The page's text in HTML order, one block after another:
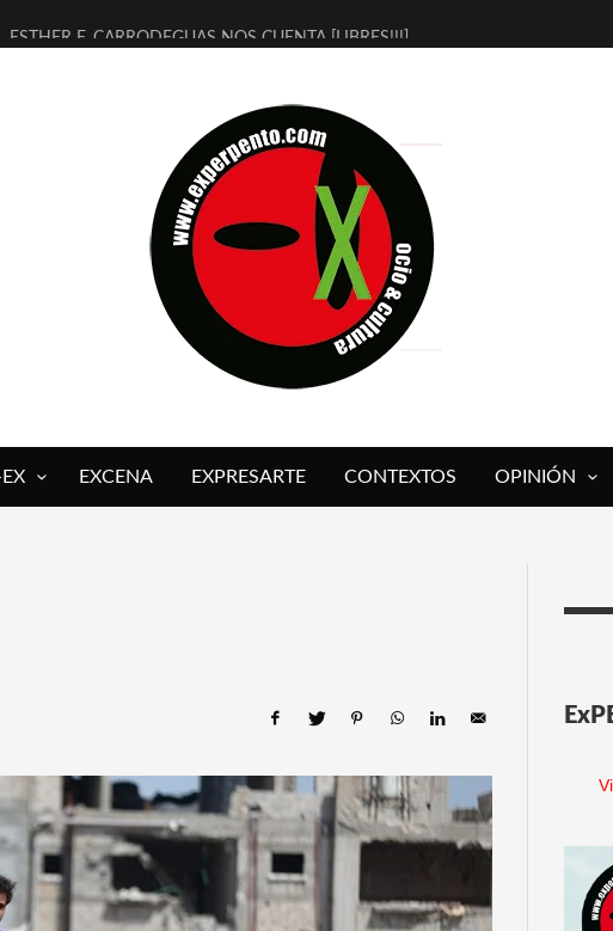
ESTHER F. CARRODEGUAS NOS CUENTA [LIBRES!!!]
[ELECTRA JONDA] DE JUAN GUERRERO ZAMORA
TIMBRE 4, LA ESCUELA DEL DIRECTOR TEATRAL CLAUDIO TOLCACHIR
30 AÑOS (NO ES NADA) DE LA KATARSIS DEL TOMATAZO
MILITARES JUDÍAS EN #EXVITA
D’BALDOMEROS REINVENTAN [BITÁCORA 3.0] EN EXVITA
MARSHALL FLASH PRESENTA EN EXVITA [RELATIVA SENCILLEZ]
JOFRE BARDAGÍ EN EXVITA INTERPRETANDO A SERRAT
EXCENA EXPRESARTE CONTEXTOS OPINIÓN